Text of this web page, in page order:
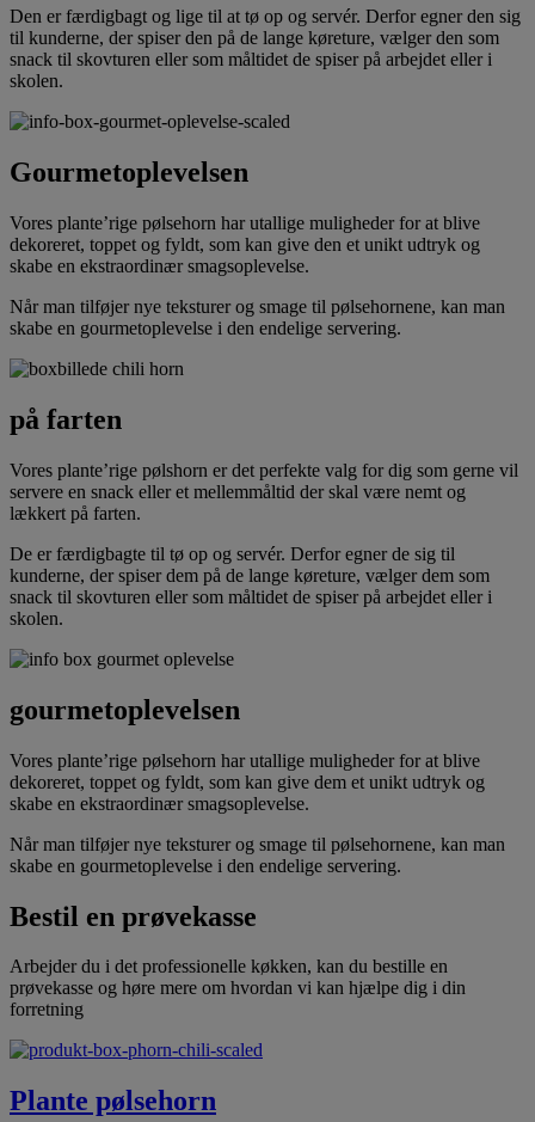
Den er færdigbagt og lige til at tø op og servér. Derfor egner den sig
til kunderne, der spiser den på de lange køreture, vælger den som
snack til skovturen eller som måltidet de spiser på arbejdet eller i
skolen.
Gourmetoplevelsen
Vores plante’rige pølsehorn har utallige muligheder for at blive
dekoreret, toppet og fyldt, som kan give den et unikt udtryk og
skabe en ekstraordinær smagsoplevelse.
Når man tilføjer nye teksturer og smage til pølsehornene, kan man
skabe en gourmetoplevelse i den endelige servering.
på farten
Vores plante’rige pølshorn er det perfekte valg for dig som gerne vil
servere en snack eller et mellemmåltid der skal være nemt og
lækkert på farten.
De er færdigbagte til tø op og servér. Derfor egner de sig til
kunderne, der spiser dem på de lange køreture, vælger dem som
snack til skovturen eller som måltidet de spiser på arbejdet eller i
skolen.
gourmetoplevelsen
Vores plante’rige pølsehorn har utallige muligheder for at blive
dekoreret, toppet og fyldt, som kan give dem et unikt udtryk og
skabe en ekstraordinær smagsoplevelse.
Når man tilføjer nye teksturer og smage til pølsehornene, kan man
skabe en gourmetoplevelse i den endelige servering.
Bestil en prøvekasse
Arbejder du i det professionelle køkken, kan du bestille en
prøvekasse og høre mere om hvordan vi kan hjælpe dig i din
forretning
Plante pølsehorn